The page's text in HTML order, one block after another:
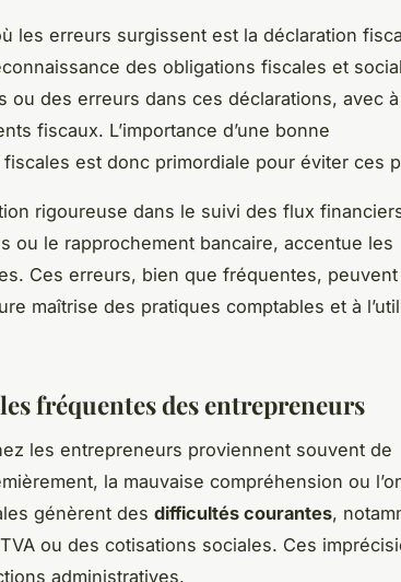
les erreurs surgissent est la déclaration
des obligations fiscales et
ou des erreurs dans ces déclarations, avec
fiscaux. L’importance d’une bonne
est donc primordiale pour éviter ces
rigoureuse dans le suivi des flux
ou le rapprochement bancaire, accentue les
Ces erreurs, bien que fréquentes,
maîtrise des pratiques comptables et à
fréquentes des entrepreneurs
les entrepreneurs proviennent souvent de
la mauvaise compréhension ou
génèrent des difficultés courantes,
ou des cotisations sociales. Ces
administratives.